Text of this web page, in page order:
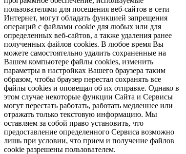
пользователями для посещения веб-сайтов в сети
Интернет, могут обладать функцией запрещения
операций с файлами cookie для любых или для
определенных веб-сайтов, а также удаления ранее
полученных файлов cookies. В любое время Вы
можете самостоятельно удалить сохраненные на
Вашем компьютере файлы cookies, изменить
параметры в настройках Вашего браузера таким
образом, чтобы браузер перестал сохранять все
файлы cookies и оповещал об их отправке. Однако в
этом случае некоторые функции Сайта и Сервисы
могут перестать работать, работать медленнее или
отражать только текстовую информацию. Мы
оставляем за собой право установить, что
предоставление определенного Сервиса возможно
лишь при условии, что прием и получение файлов
cookie разрешены пользователем.